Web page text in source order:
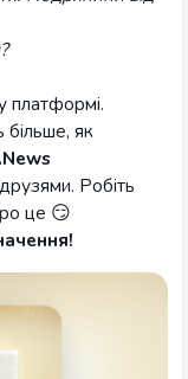
платформі.
більше, як
Робіть
це 😏